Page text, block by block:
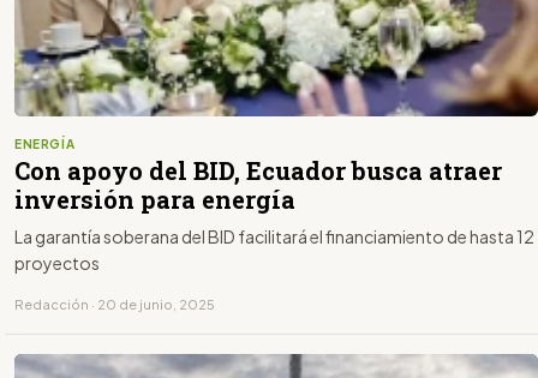
ENERGÍA
Con apoyo del BID, Ecuador busca atraer
inversión para energía
La garantía soberana del BID facilitará el financiamiento de hasta 12
proyectos
Redacción · 20 de junio, 2025